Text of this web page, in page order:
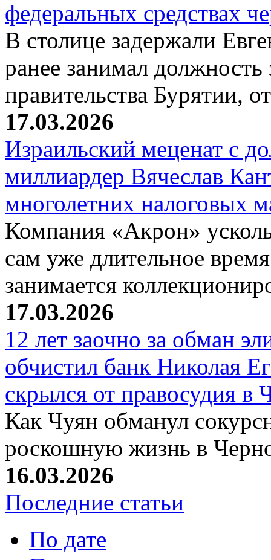
федеральных средствах
В столице задержали
ранее занимал должность
правительства Бурятии,
17.03.2026
Израильский меценат с
миллиардер Вячеслав
многолетних налоговых
Компания «Акрон»
сам уже длительное
занимается
17.03.2026
12 лет заочно за обман
обчистил банк Николая
скрылся от правосудия в
Как Чуян обманул
роскошную жизнь в
16.03.2026
Последние статьи
По дате